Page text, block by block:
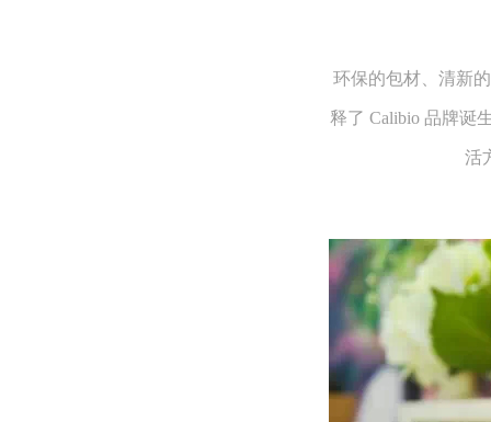
环保的包材、清新
释了 Calibio 品牌诞
活